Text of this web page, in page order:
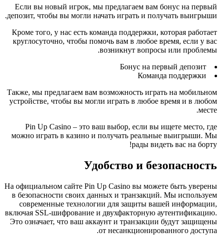
Если вы новый игрок, мы предлагаем вам бонус на первый
депозит, чтобы вы могли начать играть и получать выигрыши.
Кроме того, у нас есть команда поддержки, которая работает
круглосуточно, чтобы помочь вам в любое время, если у вас
возникнут вопросы или проблемы.
Бонус на первый депозит
Команда поддержки
Также, мы предлагаем вам возможность играть на мобильном
устройстве, чтобы вы могли играть в любое время и в любом
месте.
Pin Up Casino – это ваш выбор, если вы ищете место, где
можно играть в казино и получать реальные выигрыши. Мы
рады видеть вас на борту!
Удобство и безопасность
На официальном сайте Pin Up Casino вы можете быть уверены
в безопасности своих данных и транзакций. Мы используем
современные технологии для защиты вашей информации,
включая SSL-шифрование и двухфакторную аутентификацию.
Это означает, что ваш аккаунт и транзакции будут защищены
от несанкционированного доступа.